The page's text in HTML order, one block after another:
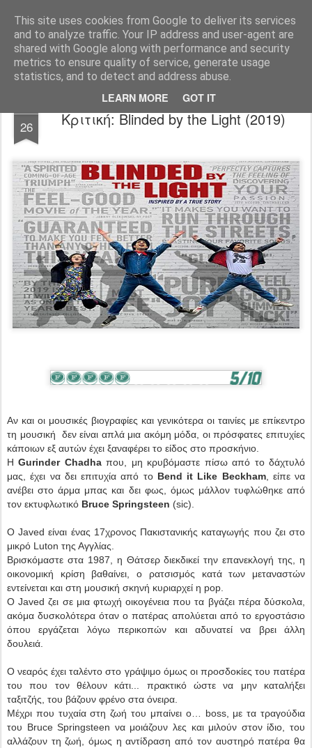
This site uses cookies from Google to deliver its services
and to analyze traffic. Your IP address and user-agent are
shared with Google along with performance and security
metrics to ensure quality of service, generate usage
statistics, and to detect and address abuse.
LEARN MORE GOT IT
FilmBoy
26 Κριτική: Blinded by the Light (2019)
Αν και οι μουσικές βιογραφίες και γενικότερα οι ταινίες με επίκεντρο
τη μουσική δεν είναι απλά μια ακόμη μόδα, οι πρόσφατες επιτυχίες
κάποιων εξ αυτών έχει ξαναφέρει το είδος στο προσκήνιο.
ΗGurinder Chadhaπου, μη κρυβόμαστε πίσω από το δάχτυλό
μας, έχει να δει επιτυχία από το Bend it Like Beckham, είπε να
ανέβει στο άρμα μπας και δει φως, όμως μάλλον τυφλώθηκε από
τον εκτυφλωτικό Bruce Springsteen (sic).
Ο Javed είναι ένας 17χρονος Πακιστανικής καταγωγής που ζει στο
μικρό Luton της Αγγλίας.
Βρισκόμαστε στα 1987, η Θάτσερ διεκδικεί την επανεκλογή της, η
οικονομική κρίση βαθαίνει, ο ρατσισμός κατά των μεταναστών
εντείνεται και στη μουσική σκηνή κυριαρχεί η pop.
Ο Javed ζει σε μια φτωχή οικογένεια που τα βγάζει πέρα δύσκολα,
ακόμα δυσκολότερα όταν ο πατέρας απολύεται από το εργοστάσιο
όπου εργάζεται λόγω περικοπών και αδυνατεί να βρει άλλη
δουλειά.
Ο νεαρός έχει ταλέντο στο γράψιμο όμως οι προσδοκίες του πατέρα
του που τον θέλουν κάτι... πρακτικό ώστε να μην καταλήξει
ταξιτζής, του βάζουν φρένο στα όνειρα.
Μέχρι που τυχαία στη ζωή του μπαίνει ο… boss, με τα τραγούδια
του Bruce Springsteen να μοιάζουν λες και μιλούν στον ίδιο, του
αλλάζουν τη ζωή, όμως η αντίδραση από τον αυστηρό πατέρα θα